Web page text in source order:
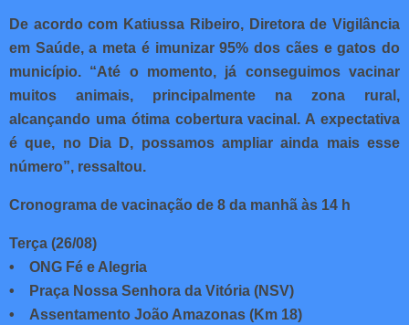
De acordo com Katiussa Ribeiro, Diretora de Vigilância
em Saúde, a meta é imunizar 95% dos cães e gatos do
município. “Até o momento, já conseguimos vacinar
muitos animais, principalmente na zona rural,
alcançando uma ótima cobertura vacinal. A expectativa
é que, no Dia D, possamos ampliar ainda mais esse
número”, ressaltou.
Cronograma de vacinação de 8 da manhã às 14 h
Terça (26/08)
• ONG Fé e Alegria
• Praça Nossa Senhora da Vitória (NSV)
• Assentamento João Amazonas (Km 18)